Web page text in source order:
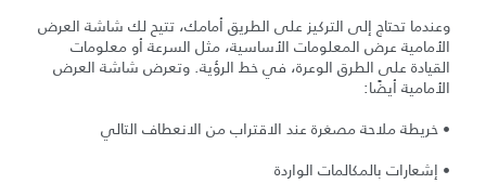
وعندما تحتاج إلى التركيز على الطريق أمامك، تتيح لك شاشة العرض
الأمامية عرض المعلومات الأساسية، مثل السرعة أو معلومات
القيادة على الطرق الوعرة، في خط الرؤية. وتعرض شاشة العرض
الأمامية أيضًا:
• خريطة ملاحة مصغرة عند الاقتراب من الانعطاف التالي
• إشعارات بالمكالمات الواردة